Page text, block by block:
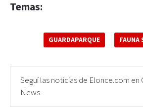
Temas:
GUARDAPARQUE FAUNA
Seguí las noticias de Elonce.com en
News